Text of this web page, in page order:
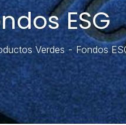
ESG
Verdes Fondos